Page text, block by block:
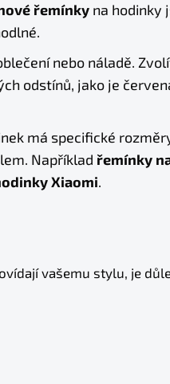
řemínky na hodinky
nebo náladě.
odstínů, jako je
má specifické
Například řemínky
Xiaomi.
vašemu stylu, je